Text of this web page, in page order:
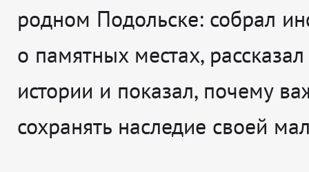
родном Подольске: собрал
о памятных местах,
истории и показал, почему
сохранять наследие своей